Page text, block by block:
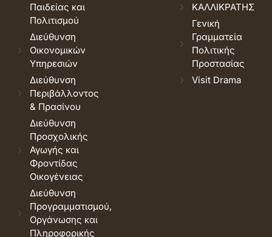
Παιδείας και
Πολιτισμού
Διεύθυνση
Οικονομικών
Υπηρεσιών
Διεύθυνση
Περιβάλλοντος
& Πρασίνου
Διεύθυνση
Προσχολικής
Αγωγής και
Φροντίδας
Οικογένειας
Διεύθυνση
Προγραμματισμού,
Οργάνωσης και
Πληροφορικής
ΚΑΛΛΙΚΡΑΤΗΣ
Γενική
Γραμματεία
Πολιτικής
Προστασίας
Visit Drama